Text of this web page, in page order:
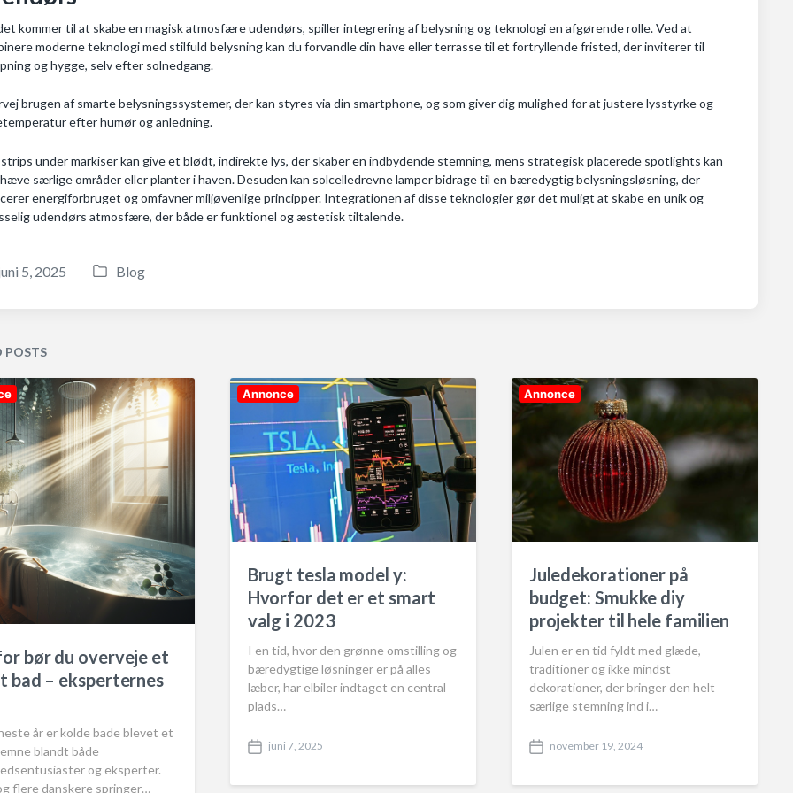
kommer til at skabe en magisk atmosfære udendørs, spiller integrering af belysning og teknologi en afgørende rolle. Ved at
moderne teknologi med stilfuld belysning kan du forvandle din have eller terrasse til et fortryllende fristed, der inviterer til
og hygge, selv efter solnedgang.
brugen af smarte belysningssystemer, der kan styres via din smartphone, og som giver dig mulighed for at justere lysstyrke og
efter humør og anledning.
strips under markiser kan give et blødt, indirekte lys, der skaber en indbydende stemning, mens strategisk placerede spotlights kan
særlige områder eller planter i haven. Desuden kan solcelledrevne lamper bidrage til en bæredygtig belysningsløsning, der
energiforbruget og omfavner miljøvenlige principper. Integrationen af disse teknologier gør det muligt at skabe en unik og
udendørs atmosfære, der både er funktionel og æstetisk tiltalende.
5, 2025
P
d
i
n
Blog
POSTS
bør du overveje et
bad – eksperternes
år er kolde bade blevet et
blandt både
og eksperter.
flere danskere springer…
Annonce
Brugt tesla model y:
Hvorfor det er et smart
valg i 2023
I en tid, hvor den grønne omstilling og
bæredygtige løsninger er på alles
læber, har elbiler indtaget en central
plads…
P
s
juni 7, 2025
Annonce
Juledekorationer på
budget: Smukke diy
projekter til hele familien
Julen er en tid fyldt med glæde,
traditioner og ikke mindst
dekorationer, der bringer den helt
særlige stemning ind i…
P
s
november 19, 2024